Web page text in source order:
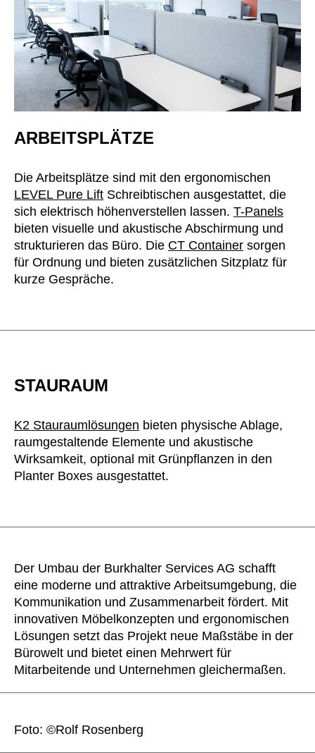
ARBEITSPLÄTZE
Die Arbeitsplätze sind mit den ergonomischen
LEVEL Pure Lift Schreibtischen ausgestattet, die
sich elektrisch höhenverstellen lassen. T-Panels
bieten visuelle und akustische Abschirmung und
strukturieren das Büro. Die CT Container sorgen
für Ordnung und bieten zusätzlichen Sitzplatz für
kurze Gespräche.
STAURAUM
K2 Stauraumlösungen bieten physische Ablage,
raumgestaltende Elemente und akustische
Wirksamkeit, optional mit Grünpflanzen in den
Planter Boxes ausgestattet.
Der Umbau der Burkhalter Services AG schafft
eine moderne und attraktive Arbeitsumgebung, die
Kommunikation und Zusammenarbeit fördert. Mit
innovativen Möbelkonzepten und ergonomischen
Lösungen setzt das Projekt neue Maßstäbe in der
Bürowelt und bietet einen Mehrwert für
Mitarbeitende und Unternehmen gleichermaßen.
Foto: ©Rolf Rosenberg